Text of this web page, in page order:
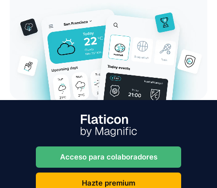
Acceso para colaboradores
Hazte premium